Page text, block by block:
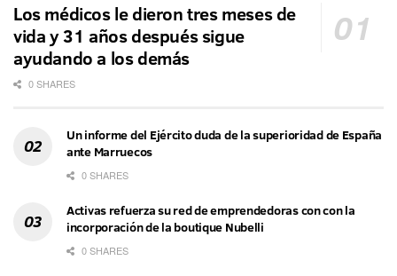
Los médicos le dieron tres meses de
vida y 31 años después sigue
ayudando a los demás
0 SHARES
Un informe del Ejército duda de la superioridad de España
ante Marruecos
0 SHARES
Activas refuerza su red de emprendedoras con con la
incorporación de la boutique Nubelli
0 SHARES